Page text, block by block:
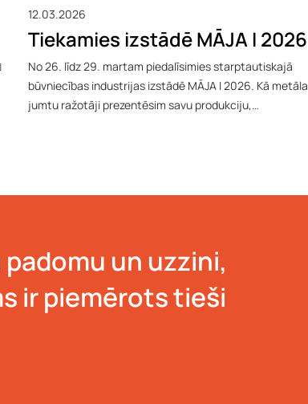
12.03.2026
Tiekamies izstādē MĀJA I 2026
No 26. līdz 29. martam piedalīsimies starptautiskajā
būvniecības industrijas izstādē MĀJA I 2026. Kā metāla
jumtu ražotāji prezentēsim savu produkciju,…
un uzzini,
ir piemērots tieši